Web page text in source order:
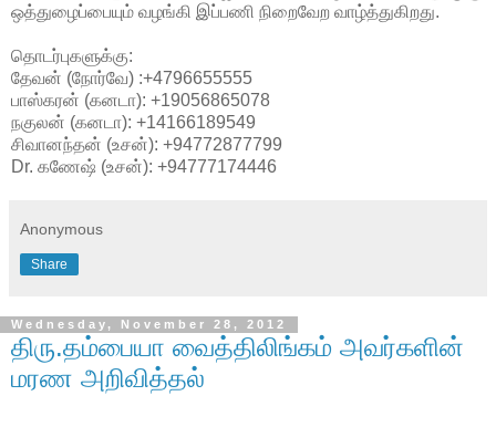
ஒத்துழைப்பையும் வழங்கி இப்பணி நிறைவேற வாழ்த்துகிறது.
தொடர்புகளுக்கு:
தேவன் (நோர்வே) :+4796655555
பாஸ்கரன் (கனடா): +19056865078
நகுலன் (கனடா): +14166189549
சிவானந்தன் (உசன்): +94772877799
Dr. கணேஷ் (உசன்): +94777174446
Anonymous
Share
Wednesday, November 28, 2012
திரு.தம்பையா வைத்திலிங்கம் அவர்களின்
மரண அறிவித்தல்